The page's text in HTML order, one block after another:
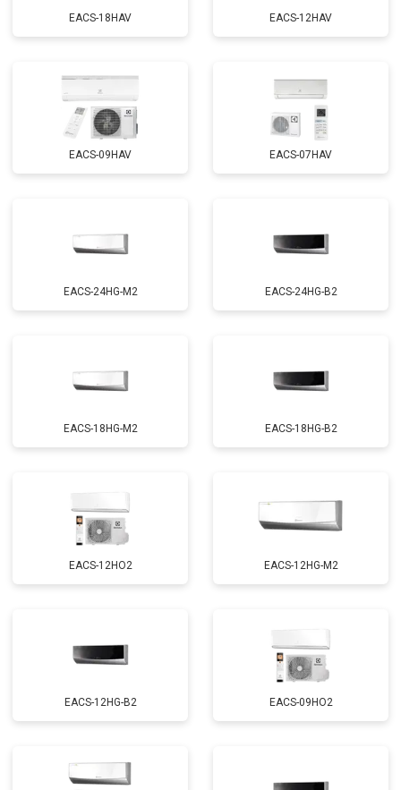
EACS-18HAV EACS-12HAV
EACS-09HAV EACS-07HAV
EACS-24HG-M2 EACS-24HG-B2
EACS-18HG-M2 EACS-18HG-B2
EACS-12HO2 EACS-12HG-M2
EACS-12HG-B2 EACS-09HO2